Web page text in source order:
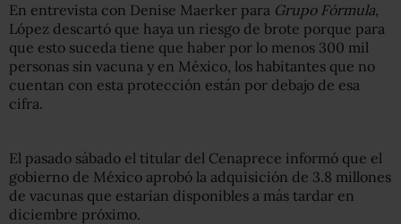
En entrevista con Denise Maerker para Grupo Fórmula,
López descartó que haya un riesgo de brote porque para
que esto suceda tiene que haber por lo menos 300 mil
personas sin vacuna y en México, los habitantes que no
cuentan con esta protección están por debajo de esa
cifra.
El pasado sábado el titular del Cenaprece informó que el
gobierno de México aprobó la adquisición de 3.8 millones
de vacunas que estarían disponibles a más tardar en
diciembre próximo.